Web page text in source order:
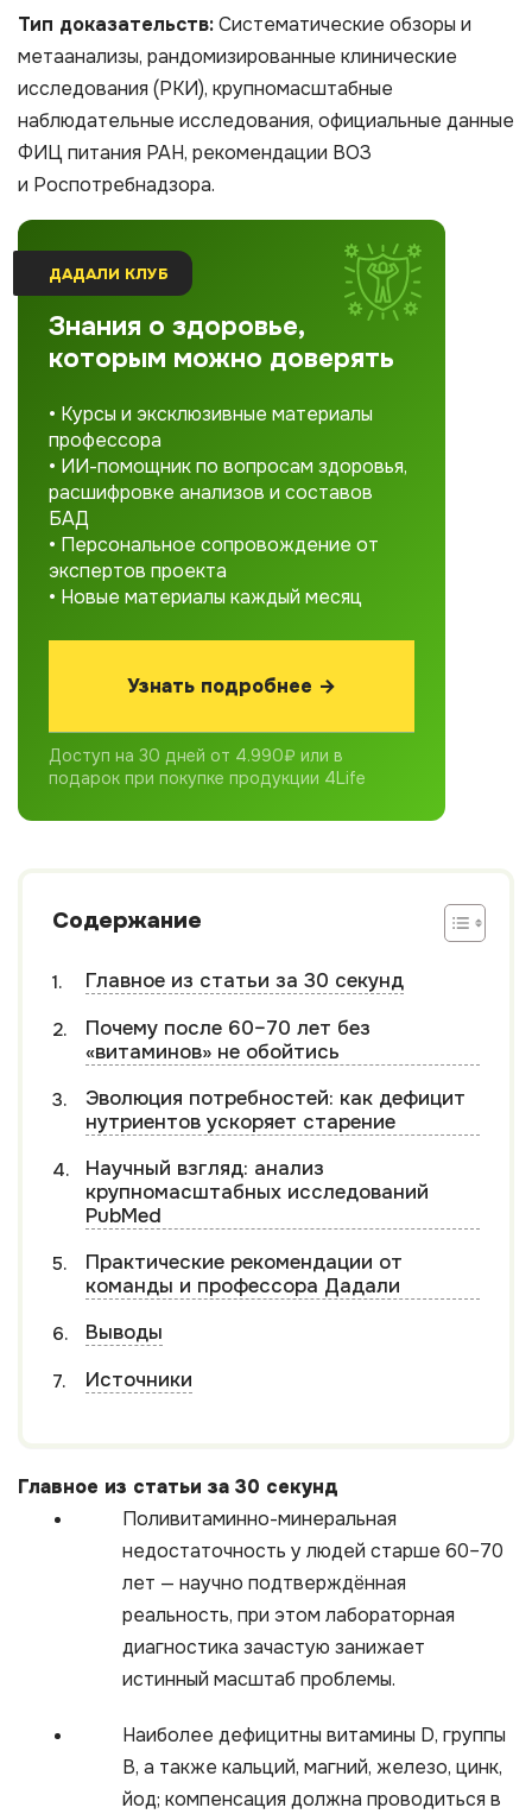
Тип доказательств:Систематические обзоры и
метаанализы, рандомизированные клинические
исследования (РКИ), крупномасштабные
наблюдательные исследования, официальные данные
ФИЦ питания РАН, рекомендации ВОЗ
и Роспотребнадзора.
ДАДАЛИ КЛУБ
Знания о здоровье,
которым можно доверять
• Курсы и эксклюзивные материалы
профессора
• ИИ-помощник по вопросам здоровья,
расшифровке анализов и составов
БАД
• Персональное сопровождение от
экспертов проекта
• Новые материалы каждый месяц
Узнать подробнее →
Доступ на 30 дней от 4.990₽ или в
подарок при покупке продукции 4Life
Содержание
Главное из статьи за 30 секунд
Почему после 60–70 лет без
«витаминов» не обойтись
Эволюция потребностей: как дефицит
нутриентов ускоряет старение
Научный взгляд: анализ
крупномасштабных исследований
PubMed
Практические рекомендации от
команды и профессора Дадали
Выводы
Источники
Главное из статьи за 30 секунд
Поливитаминно-минеральная
недостаточность у людей старше 60–70
лет — научно подтверждённая
реальность, при этом лабораторная
диагностика зачастую занижает
истинный масштаб проблемы.
Наиболее дефицитны витамины D, группы
B, а также кальций, магний, железо, цинк,
йод; компенсация должна проводиться в